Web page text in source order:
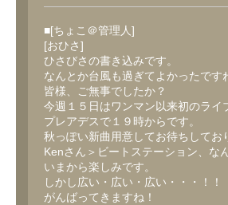
■[ちょこ＠管理人]
[おひさ]
ひさびさの書き込みです。
なんとか台風も過ぎてよかったです
皆様、ご無事でしたか？
今週１５日はワンマン以来初のライ
プレアデスで１９時からです。
秋っぽい新曲用意してお待ちしてお
Kenさん＞ビートステーション、な
いまから楽しみです。
しかし広い・広い・広い・・・！！
がんばってきますね！